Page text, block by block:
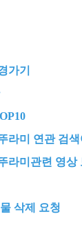
가기
라미 연관 검색
라미관련 영상
삭제 요청